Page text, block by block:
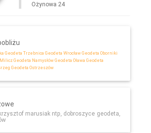
Ożynowa 24
Geodeta Trzebnica Geodeta Wrocław Geodeta Oborniki
Geodeta Namysłów Geodeta Oława Geodeta
Geodeta Ostrzeszów
marusiak ntp, dobroszyce geodeta,